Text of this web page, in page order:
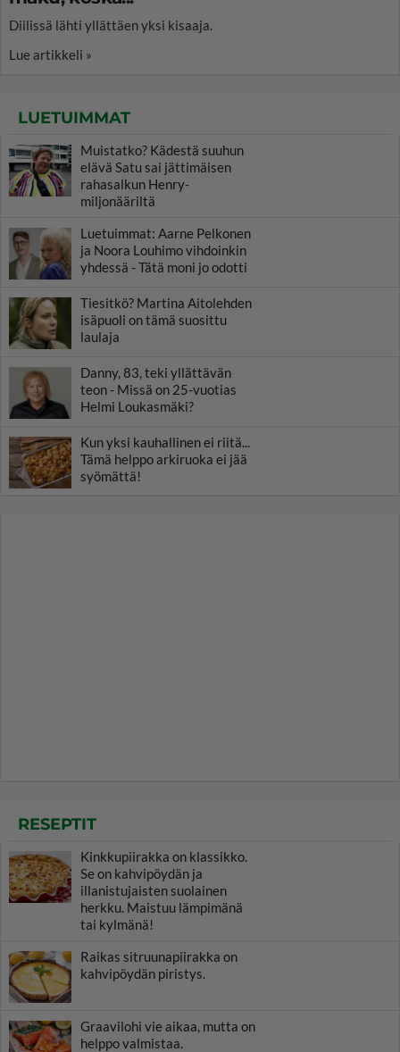
Diilissä lähti yllättäen yksi kisaaja.
Lue artikkeli »
LUETUIMMAT
Muistatko? Kädestä suuhun
elävä Satu sai jättimäisen
rahasalkun Henry-
miljonääriltä
Luetuimmat: Aarne Pelkonen
ja Noora Louhimo vihdoinkin
yhdessä - Tätä moni jo odotti
Tiesitkö? Martina Aitolehden
isäpuoli on tämä suosittu
laulaja
Danny, 83, teki yllättävän
teon - Missä on 25-vuotias
Helmi Loukasmäki?
Kun yksi kauhallinen ei riitä...
Tämä helppo arkiruoka ei jää
syömättä!
RESEPTIT
Kinkkupiirakka on klassikko.
Se on kahvipöydän ja
illanistujaisten suolainen
herkku. Maistuu lämpimänä
tai kylmänä!
Raikas sitruunapiirakka on
kahvipöydän piristys.
Graavilohi vie aikaa, mutta on
helppo valmistaa.